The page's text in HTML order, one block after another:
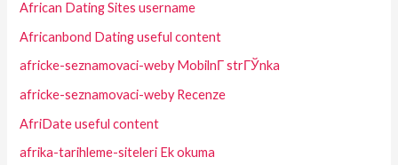
African Dating Sites username
Africanbond Dating useful content
africke-seznamovaci-weby MobilnГ­ strГЎnka
africke-seznamovaci-weby Recenze
AfriDate useful content
afrika-tarihleme-siteleri Ek okuma